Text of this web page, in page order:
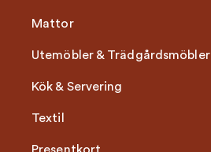
Mattor
Utemöbler & Trädgårdsmöbler
Kök & Servering
Textil